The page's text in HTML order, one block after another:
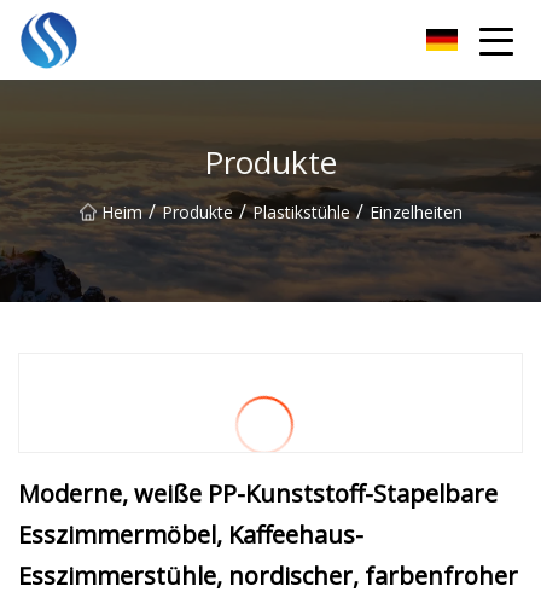
Produkte
Heim / Produkte / Plastikstühle / Einzelheiten
Moderne, weiße PP-Kunststoff-Stapelbare
Esszimmermöbel, Kaffeehaus-
Esszimmerstühle, nordischer, farbenfroher